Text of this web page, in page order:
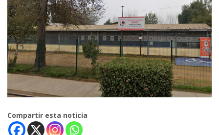
Compartir esta noticia